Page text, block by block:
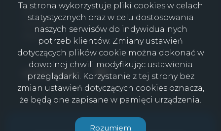
Kontakt
social media Facebook
Facebook
CasaViva © 2026
Ta strona wykorzystuje pliki cookies w celach
statystycznych oraz w celu dostosowania
naszych serwisów do indywidualnych
potrzeb klientów. Zmiany ustawień
dotyczących plików cookie można dokonać w
dowolnej chwili modyfikując ustawienia
przeglądarki. Korzystanie z tej strony bez
zmian ustawień dotyczących cookies oznacza,
że będą one zapisane w pamięci urządzenia.
Rozumiem